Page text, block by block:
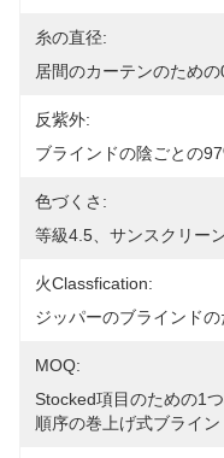
糸の直径:
居間のカーテンのため
反紫外:
ブラインドの陰ごとの
色づくさ:
等級4.5、サンスクリー
火Classfication:
ジッパーのブラインドの
MOQ:
Stocked項目のための1
順序の巻上げ式ブライ